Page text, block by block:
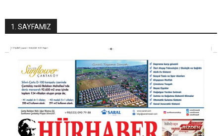
1. SAYFAMIZ